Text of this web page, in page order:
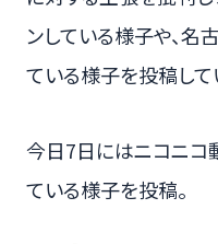
ンしている様子や、名
ている様子を投稿して
今日7日にはニコニコ
ている様子を投稿。